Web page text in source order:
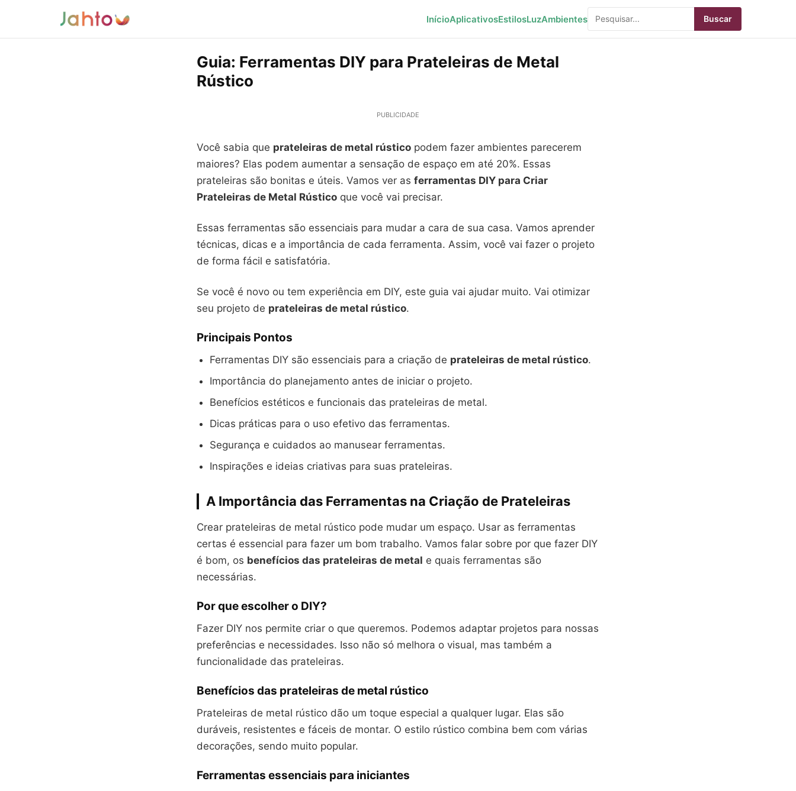
InícioAplicativosEstilosLuzAmbientes Buscar
Guia: Ferramentas DIY para Prateleiras de Metal
Rústico
PUBLICIDADE
Você sabia que prateleiras de metal rústico podem fazer ambientes parecerem
maiores? Elas podem aumentar a sensação de espaço em até 20%. Essas
prateleiras são bonitas e úteis. Vamos ver as ferramentas DIY para Criar
Prateleiras de Metal Rústico que você vai precisar.
Essas ferramentas são essenciais para mudar a cara de sua casa. Vamos aprender
técnicas, dicas e a importância de cada ferramenta. Assim, você vai fazer o projeto
de forma fácil e satisfatória.
Se você é novo ou tem experiência em DIY, este guia vai ajudar muito. Vai otimizar
seu projeto de prateleiras de metal rústico.
Principais Pontos
Ferramentas DIY são essenciais para a criação de prateleiras de metal rústico.
Importância do planejamento antes de iniciar o projeto.
Benefícios estéticos e funcionais das prateleiras de metal.
Dicas práticas para o uso efetivo das ferramentas.
Segurança e cuidados ao manusear ferramentas.
Inspirações e ideias criativas para suas prateleiras.
A Importância das Ferramentas na Criação de Prateleiras
Crear prateleiras de metal rústico pode mudar um espaço. Usar as ferramentas
certas é essencial para fazer um bom trabalho. Vamos falar sobre por que fazer DIY
é bom, os benefícios das prateleiras de metal e quais ferramentas são
necessárias.
Por que escolher o DIY?
Fazer DIY nos permite criar o que queremos. Podemos adaptar projetos para nossas
preferências e necessidades. Isso não só melhora o visual, mas também a
funcionalidade das prateleiras.
Benefícios das prateleiras de metal rústico
Prateleiras de metal rústico dão um toque especial a qualquer lugar. Elas são
duráveis, resistentes e fáceis de montar. O estilo rústico combina bem com várias
decorações, sendo muito popular.
Ferramentas essenciais para iniciantes